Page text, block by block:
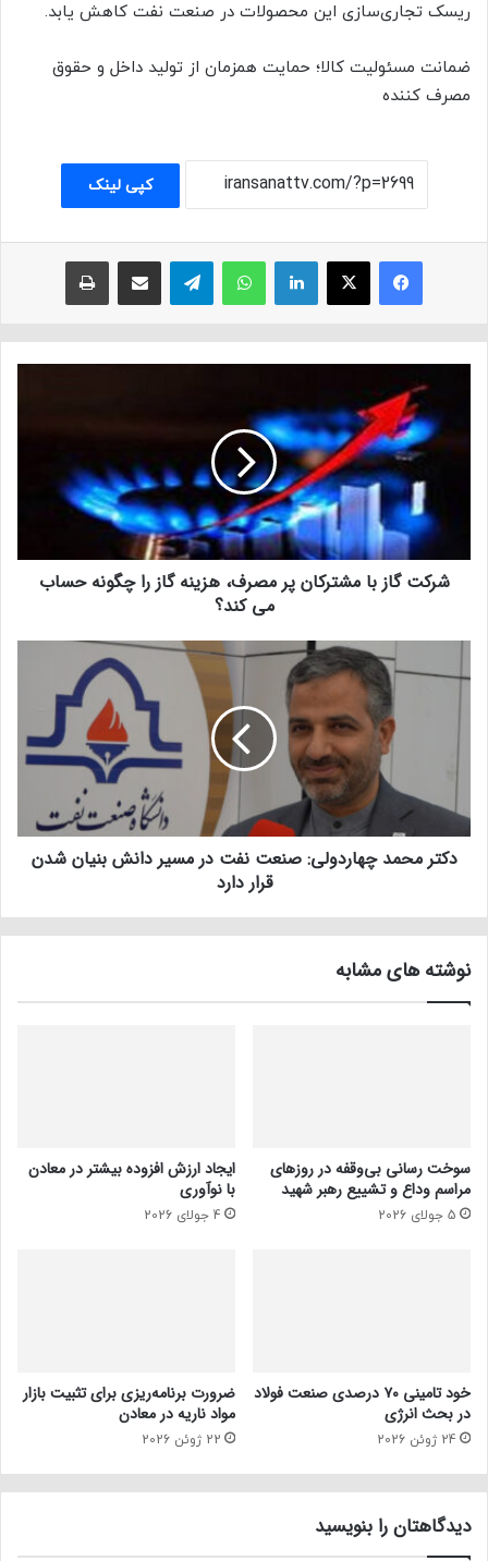
ریسک تجاری‌سازی این محصولات در صنعت نفت کاهش یابد.
ضمانت مسئولیت کالا؛ حمایت همزمان از تولید داخل و حقوق
مصرف کننده
کپی لینک
فیسبوک ایکس لینکداین واتس آپ تلگرام
شرکت گاز با مشترکان پر مصرف، هزینه گاز را چگونه حساب
می کند؟
دکتر محمد چهاردولی: صنعت نفت در مسیر دانش بنیان شدن
قرار دارد
نوشته های مشابه
سوخت رسانی بی‌وقفه در روز‌های
مراسم وداع و تشییع رهبر شهید
5 جولای 2026
ایجاد ارزش افزوده بیشتر در معادن
با نوآوری
4 جولای 2026
خود تامینی ۷۰ درصدی صنعت فولاد
در بحث انرژی
24 ژوئن 2026
ضرورت برنامه‌ریزی برای تثبیت بازار
مواد ناریه در معادن
22 ژوئن 2026
دیدگاهتان را بنویسید